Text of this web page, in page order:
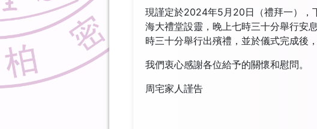
現謹定於2024年5月20日（禮拜一），
海大禮堂設靈，晚上七時三十分舉行安
時三十分舉行出殯禮，並於儀式完成後
我們衷心感謝各位給予的關懷和慰問。
周宅家人謹告